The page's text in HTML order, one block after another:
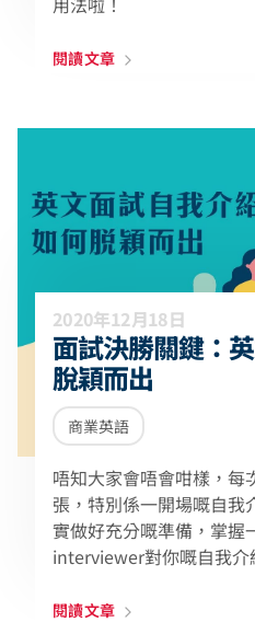
閱讀文章
2020年12月18日
面試決勝關鍵：
脫穎而出
商業英語
唔知大家會唔會咁樣，每
張，特別係一開場嘅自我
實做好充分嘅準備，掌握
interviewer對你嘅自我介
閱讀文章